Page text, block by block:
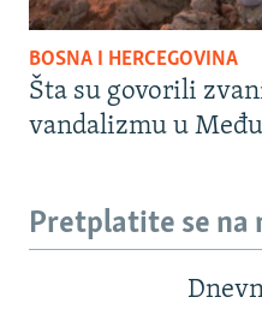
BOSNA I HERCEGOVINA
Šta su govorili
vandalizmu u
Pretplatite se na